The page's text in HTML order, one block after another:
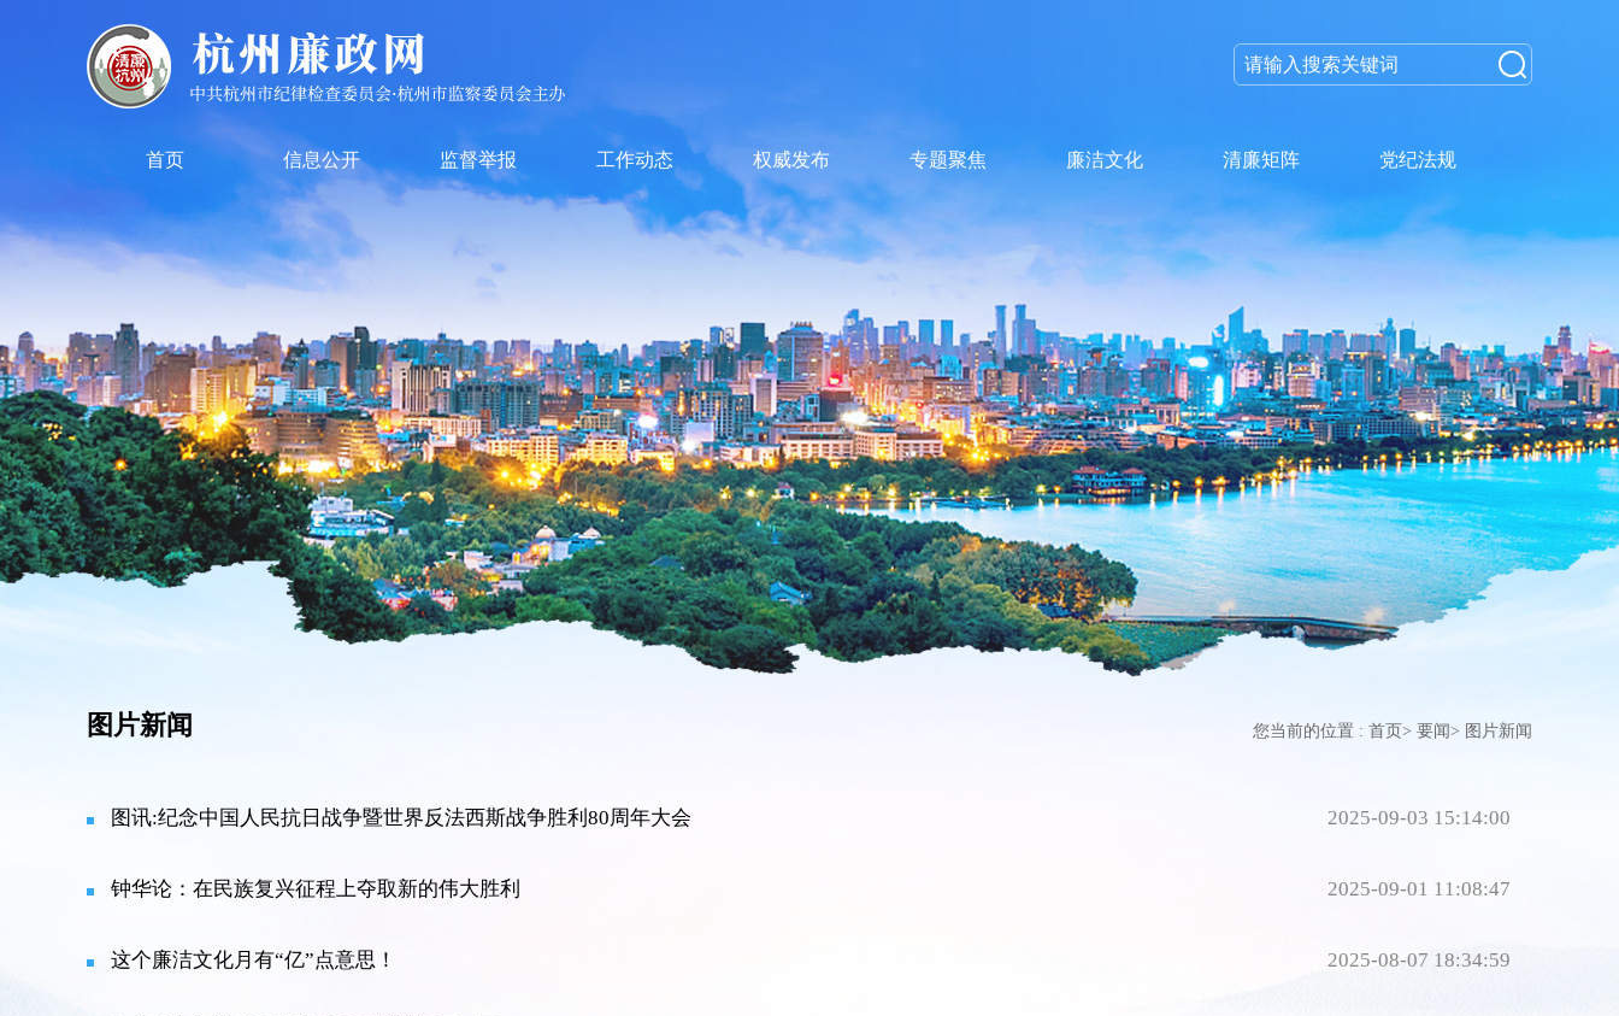
首页 信息公开 监督举报 工作动态 权威发布 专题聚焦 廉洁文化 清廉矩阵 党纪法规
图片新闻 您当前的位置 : 首页 > 要闻> 图片新闻
图讯:纪念中国人民抗日战争暨世界反法西斯战争胜利80周年大会 2025-09-03 15:14:00
钟华论：在民族复兴征程上夺取新的伟大胜利 2025-09-01 11:08:47
这个廉洁文化月有“亿”点意思！ 2025-08-07 18:34:59